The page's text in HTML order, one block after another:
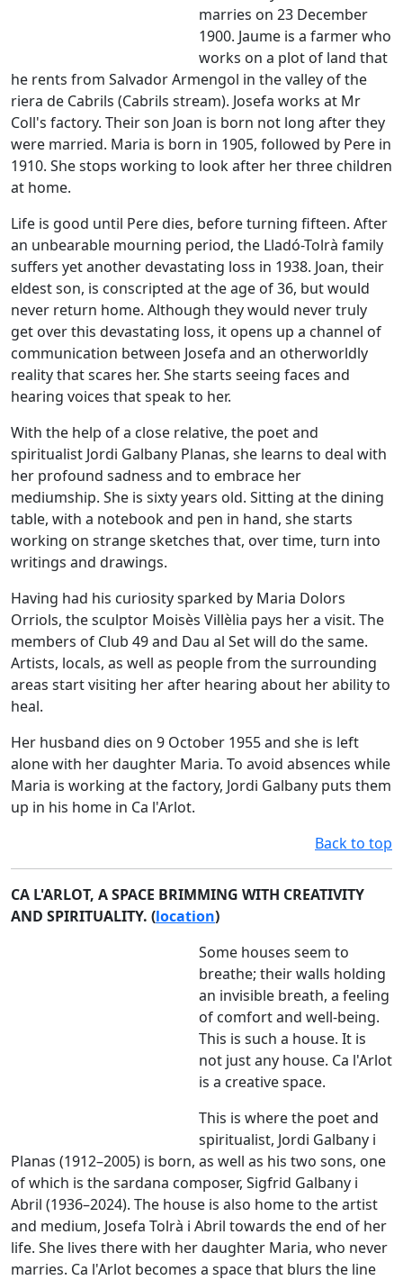
marries on 23 December
1900. Jaume is a farmer who
works on a plot of land that
he rents from Salvador Armengol in the valley of the
riera de Cabrils (Cabrils stream). Josefa works at Mr
Coll's factory. Their son Joan is born not long after they
were married. Maria is born in 1905, followed by Pere in
1910. She stops working to look after her three children
at home.
Life is good until Pere dies, before turning fifteen. After
an unbearable mourning period, the Lladó-Tolrà family
suffers yet another devastating loss in 1938. Joan, their
eldest son, is conscripted at the age of 36, but would
never return home. Although they would never truly
get over this devastating loss, it opens up a channel of
communication between Josefa and an otherworldly
reality that scares her. She starts seeing faces and
hearing voices that speak to her.
With the help of a close relative, the poet and
spiritualist Jordi Galbany Planas, she learns to deal with
her profound sadness and to embrace her
mediumship. She is sixty years old. Sitting at the dining
table, with a notebook and pen in hand, she starts
working on strange sketches that, over time, turn into
writings and drawings.
Having had his curiosity sparked by Maria Dolors
Orriols, the sculptor Moisès Villèlia pays her a visit. The
members of Club 49 and Dau al Set will do the same.
Artists, locals, as well as people from the surrounding
areas start visiting her after hearing about her ability to
heal.
Her husband dies on 9 October 1955 and she is left
alone with her daughter Maria. To avoid absences while
Maria is working at the factory, Jordi Galbany puts them
up in his home in Ca l'Arlot.
Back to top
CA L'ARLOT, A SPACE BRIMMING WITH CREATIVITY
AND SPIRITUALITY. (location)
Some houses seem to
breathe; their walls holding
an invisible breath, a feeling
of comfort and well-being.
This is such a house. It is
not just any house. Ca l'Arlot
is a creative space.
This is where the poet and
spiritualist, Jordi Galbany i
Planas (1912–2005) is born, as well as his two sons, one
of which is the sardana composer, Sigfrid Galbany i
Abril (1936–2024). The house is also home to the artist
and medium, Josefa Tolrà i Abril towards the end of her
life. She lives there with her daughter Maria, who never
marries. Ca l'Arlot becomes a space that blurs the line